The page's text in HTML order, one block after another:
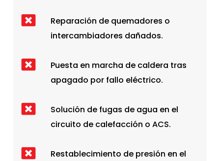
Reparación de quemadores o
intercambiadores dañados.
Puesta en marcha de caldera tras
apagado por fallo eléctrico.
Solución de fugas de agua en el
circuito de calefacción o ACS.
Restablecimiento de presión en el